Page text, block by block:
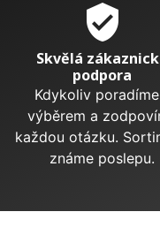
verified_user
Skvělá
podpora
Kdykoliv
výběrem a
každou otázku.
známe poslepu.